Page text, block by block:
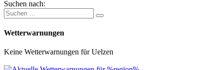
Suchen nach:
Wetterwarnungen
Keine Wetterwarnungen für Uelzen